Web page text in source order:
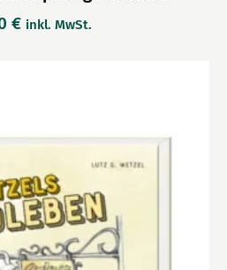
€ inkl. MwSt.